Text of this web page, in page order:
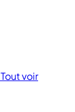
Tout voir